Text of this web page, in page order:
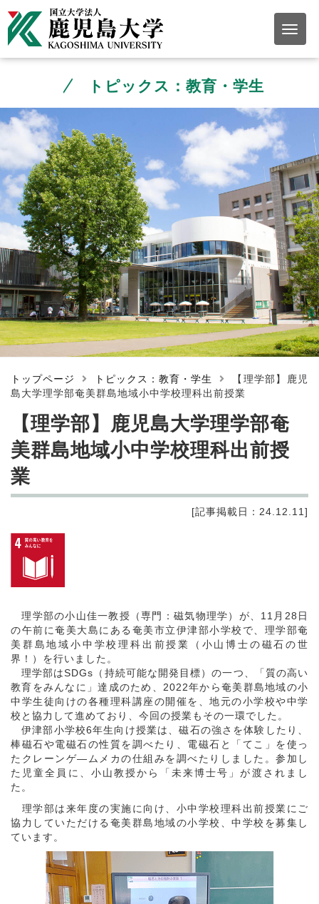
トピックス：教育・学生
トップページ トピックス：教育・学生
【理学部】鹿児
島大学理学部奄美群島地域小中学校理科出前授業
【理学部】鹿児島大学理学部奄
美群島地域小中学校理科出前授
業
[記事掲載日：24.12.11]
理学部の小山佳一教授（専門：磁気物理学）が、11月28日
の午前に奄美大島にある奄美市立伊津部小学校で、理学部奄
美群島地域小中学校理科出前授業（小山博士の磁石の世
界！）を行いました。
理学部はSDGs（持続可能な開発目標）の一つ、「質の高い
教育をみんなに」達成のため、2022年から奄美群島地域の小
中学生徒向けの各種理科講座の開催を、地元の小学校や中学
校と協力して進めており、今回の授業もその一環でした。
伊津部小学校6年生向け授業は、磁石の強さを体験したり、
棒磁石や電磁石の性質を調べたり、電磁石と「てこ」を使っ
たクレーンゲ―ムメカの仕組みを調べたりしました。参加し
た児童全員に、小山教授から「未来博士号」が渡されまし
た。
理学部は来年度の実施に向け、小中学校理科出前授業にご
協力していただける奄美群島地域の小学校、中学校を募集し
ています。